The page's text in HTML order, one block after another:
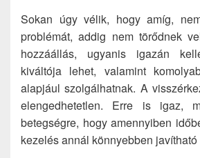
Sokan úgy vélik, hogy amíg,
problémát, addig nem törődnek
hozzáállás, ugyanis igazán
kiváltója lehet, valamint
alapjául szolgálhatnak. A
elengedhetetlen. Erre is igaz,
betegségre, hogy amennyiben
kezelés annál könnyebben